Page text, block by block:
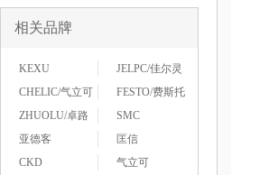
相关品牌
KEXU
JELPC/佳尔灵
CHELIC/气立可
FESTO/费斯托
ZHUOLU/卓路
SMC
亚德客
匡信
CKD
气立可